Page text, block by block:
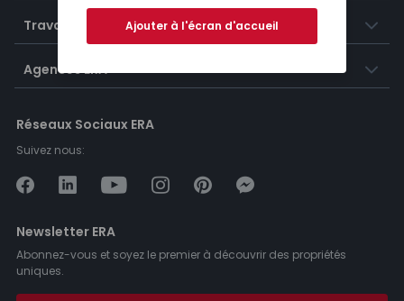
Travailler chez ERA
Agences ERA
Réseaux Sociaux ERA
Suivez nous:
Newsletter ERA
Abonnez-vous et soyez le premier à découvrir des propriétés
uniques.
Ajouter à l'écran d'accueil